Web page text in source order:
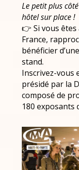
Le petit plus
hôtel sur place !
👉 Si vous êtes
France,
bénéficier
stand.
Inscrivez-vous
présidé par la
composé de
180 exposants